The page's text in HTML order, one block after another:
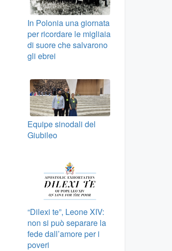
In Polonia una giornata
per ricordare le migliaia
di suore che salvarono
gli ebrei
Equipe sinodali del
Giubileo
“Dilexi te”, Leone XIV:
non si può separare la
fede dall’amore per i
poveri